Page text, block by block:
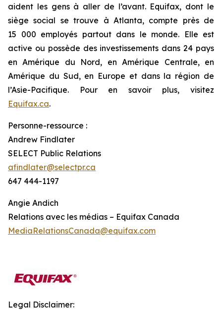
aident les gens à aller de l’avant. Equifax, dont le
siège social se trouve à Atlanta, compte près de
15 000 employés partout dans le monde. Elle est
active ou possède des investissements dans 24 pays
en Amérique du Nord, en Amérique Centrale, en
Amérique du Sud, en Europe et dans la région de
l’Asie-Pacifique. Pour en savoir plus, visitez
Equifax.ca.
Personne-ressource :
Andrew Findlater
SELECT Public Relations
afindlater@selectpr.ca
647 444-1197
Angie Andich
Relations avec les médias – Equifax Canada
MediaRelationsCanada@equifax.com
Legal Disclaimer: